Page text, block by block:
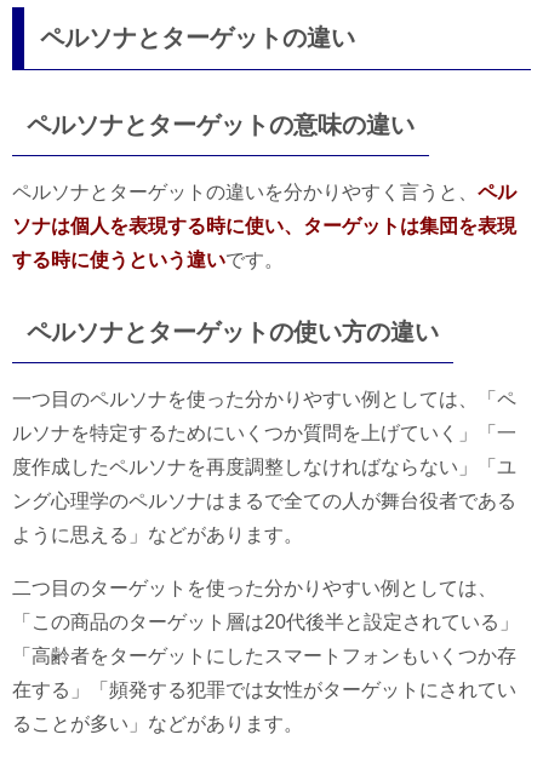
ペルソナとターゲットの違い
ペルソナとターゲットの意味の違い
ペルソナとターゲットの違いを分かりやすく言うと、 ペル
ソナは個人を表現する時に使い、ターゲットは集団を表現
する時に使うという違いです。
ペルソナとターゲットの使い方の違い
一つ目のペルソナを使った分かりやすい例としては、「ペ
ルソナを特定するためにいくつか質問を上げていく」「一
度作成したペルソナを再度調整しなければならない」「ユ
ング心理学のペルソナはまるで全ての人が舞台役者である
ように思える」などがあります。
二つ目のターゲットを使った分かりやすい例としては、
「この商品のターゲット層は20代後半と設定されている」
「高齢者をターゲットにしたスマートフォンもいくつか存
在する」「頻発する犯罪では女性がターゲットにされてい
ることが多い」などがあります。